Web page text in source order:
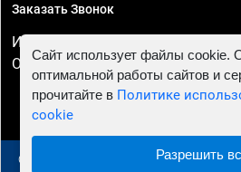
Заказать Звонок
ИП Смирнов Георгий Павлович.
ОГРНИП 324470400032610
© 2010 - 2026 Чип тюнинг в
Сайт использует файлы cookie.
оптимальной работы сайтов и
прочитайте в Политике
cookie
Разрешить